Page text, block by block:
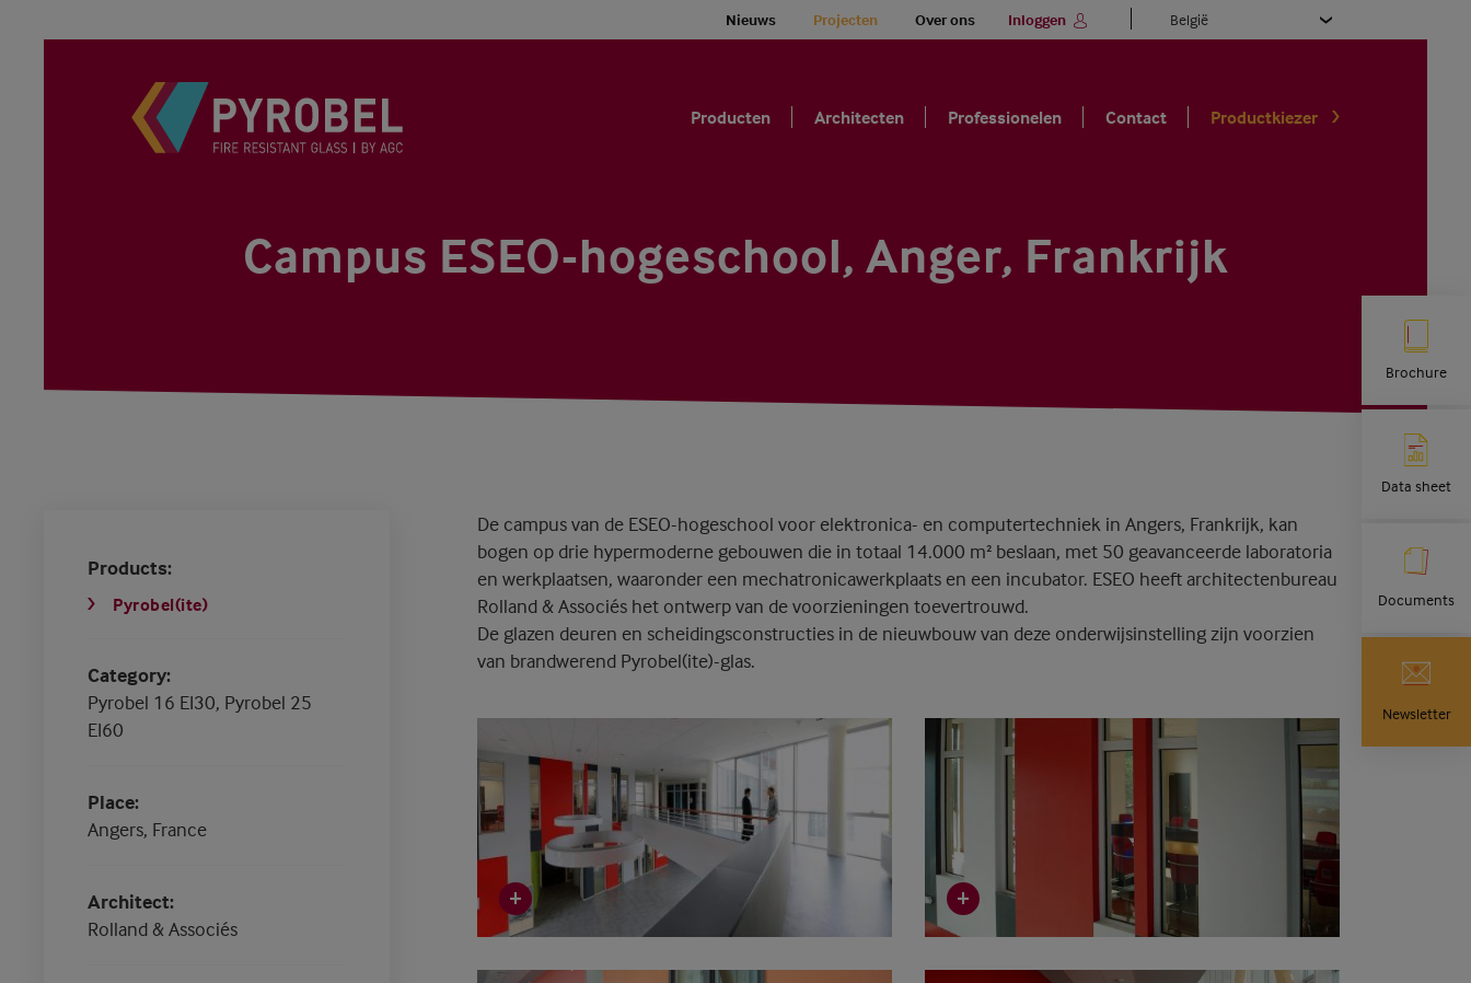
Nieuws Projecten Over ons Inloggen
Select
your
Producten Architecten Professionelen Contact Productkiezer
Brochure
Data sheet
Documents
Newsletter
Campus ESEO-hogeschool, Anger, Frankrijk
Products
Pyrobel(ite)
Category
Pyrobel 16 EI30, Pyrobel 25
EI60
Place
Angers, France
Architect
Rolland & Associés
De campus van de ESEO-hogeschool voor elektronica- en computertechniek in Angers, Frankrijk, kan
bogen op drie hypermoderne gebouwen die in totaal 14.000 m² beslaan, met 50 geavanceerde laboratoria
en werkplaatsen, waaronder een mechatronicawerkplaats en een incubator. ESEO heeft architectenbureau
Rolland & Associés het ontwerp van de voorzieningen toevertrouwd.
De glazen deuren en scheidingsconstructies in de nieuwbouw van deze onderwijsinstelling zijn voorzien
van brandwerend Pyrobel(ite)-glas.